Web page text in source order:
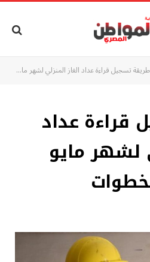
طريقة تسجيل قراءة عداد الغاز المنزلي لشهر مايو 2026.. إليك لخطوات
قراءة عداد
لشهر مايو